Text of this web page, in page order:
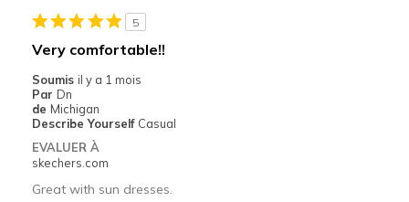
Sizing
View On Shoes
Shoes are for Wearing
5
Very comfortable!!
Soumis il y a 1 mois
Par Dn
de Michigan
Describe Yourself Casual
EVALUER À
skechers.com
Great with sun dresses.